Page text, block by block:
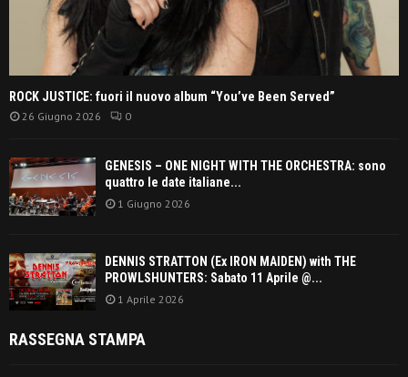
ROCK JUSTICE: fuori il nuovo album “You’ve Been Served”
26 Giugno 2026 0
GENESIS – ONE NIGHT WITH THE ORCHESTRA: sono
quattro le date italiane...
1 Giugno 2026
DENNIS STRATTON (Ex IRON MAIDEN) with THE
PROWLSHUNTERS: Sabato 11 Aprile @...
1 Aprile 2026
RASSEGNA STAMPA